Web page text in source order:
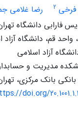
2 رضا غلامی
فارابی دانشگاه
قم، دانشگاه آزاد
آزاد اسلامی
مدیریت و
بانک مرکزی،
doi.org/